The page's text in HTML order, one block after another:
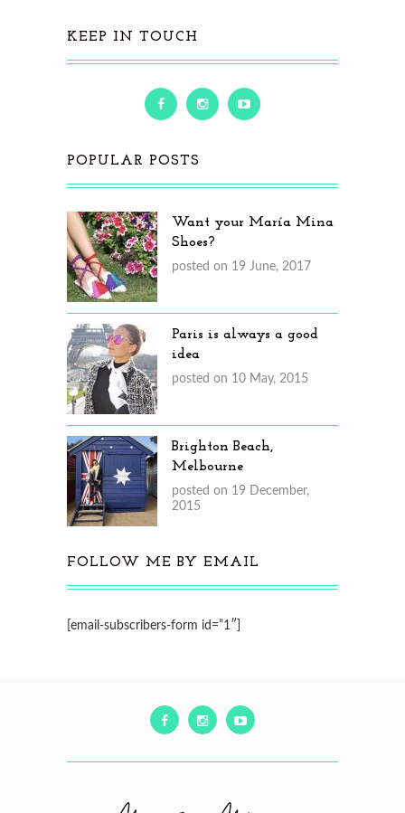
KEEP IN TOUCH
POPULAR POSTS
Want your María Mina
Shoes?
posted on 19 June, 2017
Paris is always a good
idea
posted on 10 May, 2015
Brighton Beach,
Melbourne
posted on 19 December,
2015
FOLLOW ME BY EMAIL
[email-subscribers-form id=”1″]